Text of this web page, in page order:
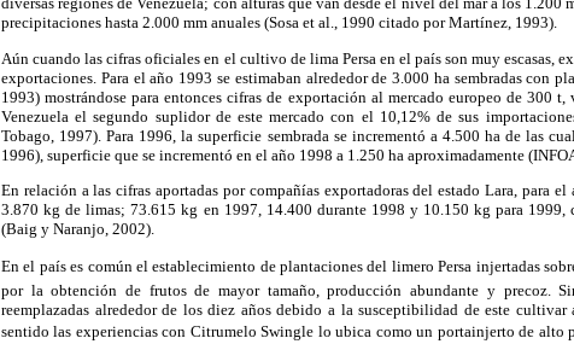
precipitaciones hasta 2.000 mm anuales (Sosa et al., 1990 citado por Martínez, 1993).
Aún cuando las cifras oficiales en el cultivo de lima Persa en el país son muy escasas,
exportaciones. Para el año 1993 se estimaban alrededor de 3.000 ha sembradas con
1993) mostrándose para entonces cifras de exportación al mercado europeo de 300
Venezuela el segundo suplidor de este mercado con el 10,12% de sus
Tobago, 1997). Para 1996, la superficie sembrada se incrementó a 4.500 ha de las
1996), superficie que se incrementó en el año 1998 a 1.250 ha aproximadamente
En relación a las cifras aportadas por compañías exportadoras del estado Lara, para
3.870 kg de limas; 73.615 kg en 1997, 14.400 durante 1998 y 10.150 kg para
(Baig y Naranjo, 2002).
En el país es común el establecimiento de plantaciones del limero Persa injertadas
por la obtención de frutos de mayor tamaño, producción abundante y precoz.
reemplazadas alrededor de los diez años debido a la susceptibilidad de este
sentido las experiencias con Citrumelo Swingle lo ubica como un portainjerto de